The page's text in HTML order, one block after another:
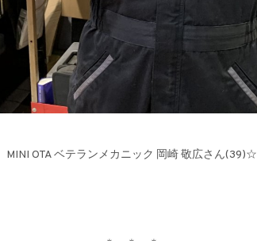
MINI OTA ベテランメカニック 岡崎 敬広さん(39)☆